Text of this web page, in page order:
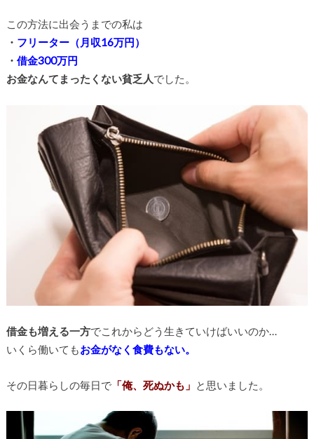
この方法に出会うまでの私は
・ フリーター（月収16万円）
・ 借金300万円
お金なんてまったくない貧乏人でした。
借金も増える一方でこれからどう生きていけばいいのか…
いくら働いてもお金がなく食費もない。
その日暮らしの毎日で「俺、死ぬかも」 と思いました。